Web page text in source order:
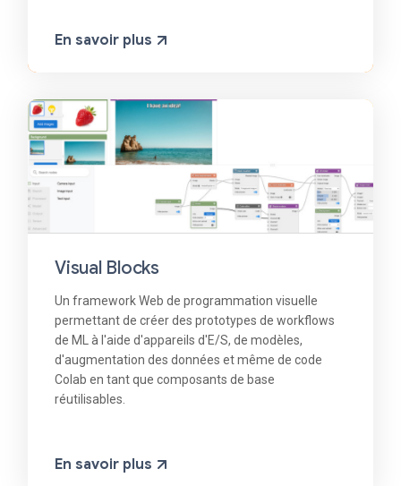
En savoir plus
Visual Blocks
Un framework Web de programmation visuelle
permettant de créer des prototypes de workflows
de ML à l'aide d'appareils d'E/S, de modèles,
d'augmentation des données et même de code
Colab en tant que composants de base
réutilisables.
En savoir plus